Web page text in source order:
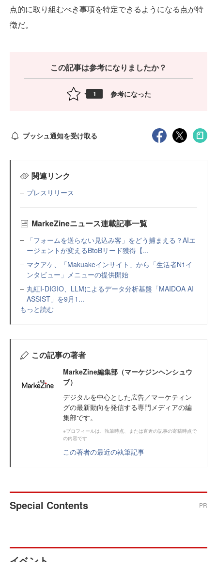
点的に取り組むべき事項を特定できるようになる点が特
徴だ。
この記事は参考になりましたか？
1 参考になった
プッシュ通知を受け取る
関連リンク
プレスリリース
MarkeZineニュース連載記事一覧
「フォームを送らない見込み客」をどう捕まえる？AIエ
ージェントが変えるBtoBリード獲得【...
マクアケ、「Makuakeインサイト」から「生活者N1イ
ンタビュー」メニューの提供開始
丸紅I-DIGIO、LLMによるデータ分析基盤「MAIDOA AI
ASSIST」を9月1...
もっと読む
この記事の著者
MarkeZine編集部（マーケジンヘンシュウ
ブ）
デジタルを中心とした広告／マーケティン
グの最新動向を発信する専門メディアの編
集部です。
※プロフィールは、執筆時点、または直近の記事の寄稿時点で
の内容です
この著者の最近の執筆記事
Special Contents PR